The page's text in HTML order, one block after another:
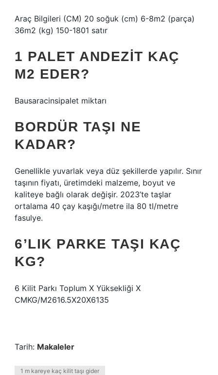
Araç Bilgileri (CM) 20 soğuk (cm) 6-8m2 (parça)
36m2 (kg) 150-1801 satır
1 PALET ANDEZIT KAÇ
M2 EDER?
Bausaracinsipalet miktarı
BORDÜR TAŞI NE
KADAR?
Genellikle yuvarlak veya düz şekillerde yapılır. Sınır
taşının fiyatı, üretimdeki malzeme, boyut ve
kaliteye bağlı olarak değişir. 2023’te taşlar
ortalama 40 çay kaşığı/metre ila 80 tl/metre
fasulye.
6’LIK PARKE TAŞI KAÇ
KG?
6 Kilit Parkı Toplum X Yüksekliği X
CMKG/M2616.5X20X6135
Tarih: Makaleler
1 m kareye kaç kilit taşı gider